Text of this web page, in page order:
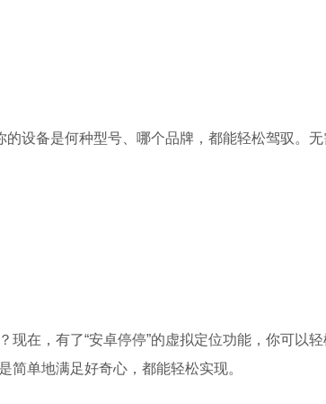
的设备是何种型号、哪个品牌，都能轻松驾驭。
在，有了“安卓停停”的虚拟定位功能，你可以轻
简单地满足好奇心，都能轻松实现。